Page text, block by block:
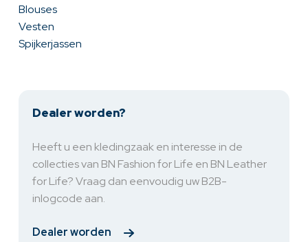
Blouses
Vesten
Spijkerjassen
Dealer worden?
Heeft u een kledingzaak en interesse in de
collecties van BN Fashion for Life en BN Leather
for Life? Vraag dan eenvoudig uw B2B-
inlogcode aan.
Dealer worden